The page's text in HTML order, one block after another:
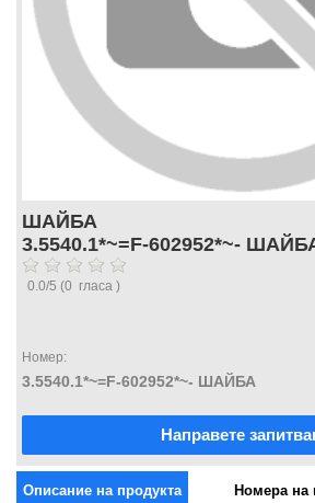
ШАЙБА
3.5540.1*~=F-602952*~-
0.0/5 (0 гласа )
Номер:
3.5540.1*~=F-602952*~- ШАЙБА
Направете
Описание на продукта Номера на